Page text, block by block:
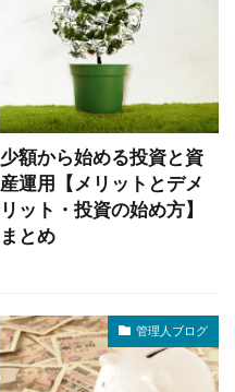
少額から始める投資と資
産運用【メリットとデメ
リット・投資の始め方】
まとめ
管理人ブログ